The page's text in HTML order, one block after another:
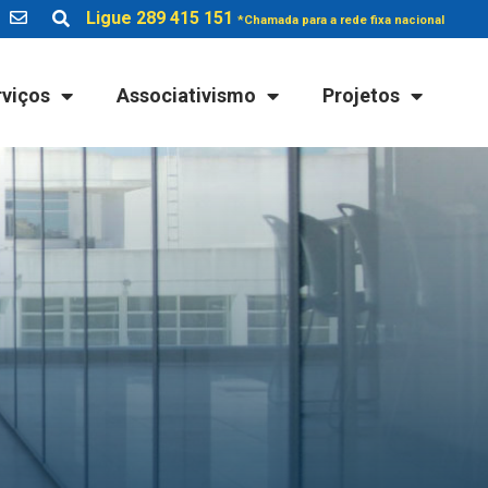
Ligue 289 415 151 *Chamada para a rede fixa nacional
Associativismo Projetos